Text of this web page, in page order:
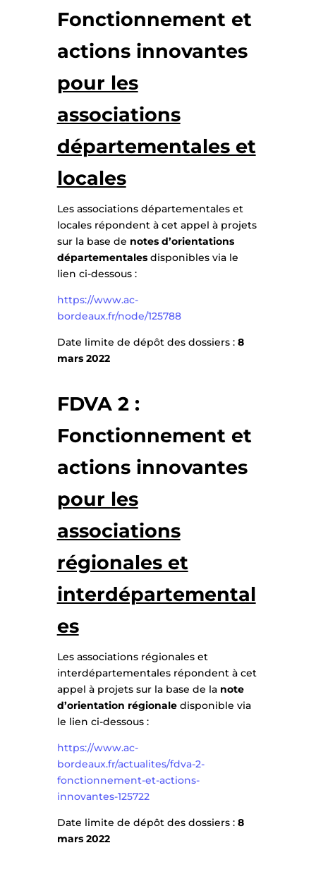
Fonctionnement et
actions innovantes
pour les
associations
départementales et
locales
Les associations départementales et
locales répondent à cet appel à projets
sur la base de notes d’orientations
départementalesdisponibles via le
lien ci-dessous :
https://www.ac-
bordeaux.fr/node/125788
Date limite de dépôt des dossiers :8
mars 2022
FDVA 2 :
Fonctionnement et
actions innovantes
pour les
associations
régionales et
interdépartemental
es
Les associations régionales et
interdépartementales répondent à cet
appel à projets sur la base de la note
d’orientation régionaledisponible via
le lien ci-dessous :
https://www.ac-
bordeaux.fr/actualites/fdva-2-
fonctionnement-et-actions-
innovantes-125722
Date limite de dépôt des dossiers :8
mars 2022